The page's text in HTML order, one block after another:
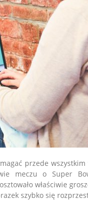
przede
meczu o Super
właściwie
szybko się